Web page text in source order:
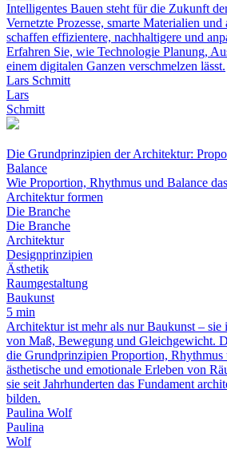
Intelligentes Bauen steht für die Zukunft
Vernetzte Prozesse, smarte Materialien
schaffen effizientere, nachhaltigere und
Erfahren Sie, wie Technologie Planung,
einem digitalen Ganzen verschmelzen lässt.
Lars Schmitt
Lars
Schmitt
Die Grundprinzipien der Architektur:
Balance
Wie Proportion, Rhythmus und Balance
Architektur formen
Die Branche
Die Branche
Architektur
Designprinzipien
Ästhetik
Raumgestaltung
Baukunst
5 min
Architektur ist mehr als nur Baukunst – sie
von Maß, Bewegung und Gleichgewicht.
die Grundprinzipien Proportion, Rhythmus
ästhetische und emotionale Erleben von
sie seit Jahrhunderten das Fundament
bilden.
Paulina Wolf
Paulina
Wolf